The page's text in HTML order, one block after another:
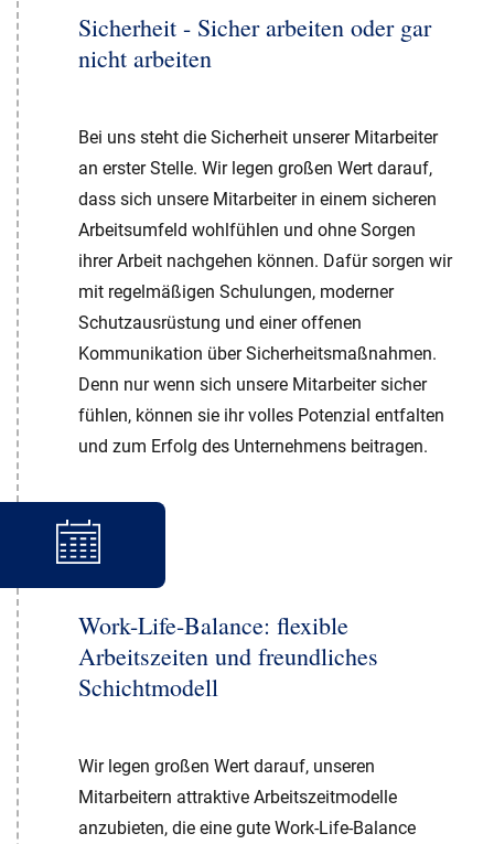
Sicherheit - Sicher arbeiten oder gar
nicht arbeiten
Bei uns steht die Sicherheit unserer Mitarbeiter
an erster Stelle. Wir legen großen Wert darauf,
dass sich unsere Mitarbeiter in einem sicheren
Arbeitsumfeld wohlfühlen und ohne Sorgen
ihrer Arbeit nachgehen können. Dafür sorgen wir
mit regelmäßigen Schulungen, moderner
Schutzausrüstung und einer offenen
Kommunikation über Sicherheitsmaßnahmen.
Denn nur wenn sich unsere Mitarbeiter sicher
fühlen, können sie ihr volles Potenzial entfalten
und zum Erfolg des Unternehmens beitragen.
Work-Life-Balance: flexible
Arbeitszeiten und freundliches
Schichtmodell
Wir legen großen Wert darauf, unseren
Mitarbeitern attraktive Arbeitszeitmodelle
anzubieten, die eine gute Work-Life-Balance